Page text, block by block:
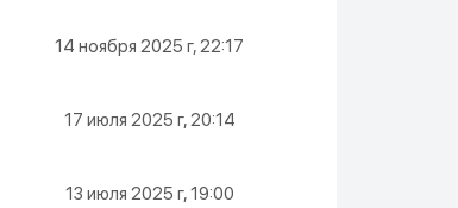
14 ноября 2025 г, 22:17
17 июля 2025 г, 20:14
13 июля 2025 г, 19:00